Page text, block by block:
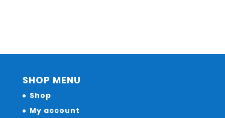
SHOP MENU
Shop
My account